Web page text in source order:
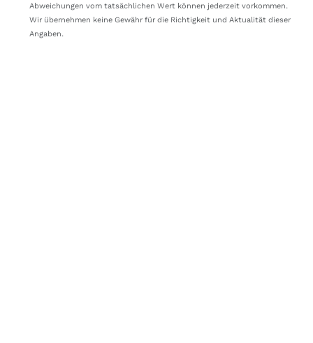
DN0AN7
Endlos
DN1QH5
Abweichungen vom tatsächlichen Wert können jederzeit vorkommen.
Wir übernehmen keine Gewähr für die Richtigkeit und Aktualität dieser
Angaben.